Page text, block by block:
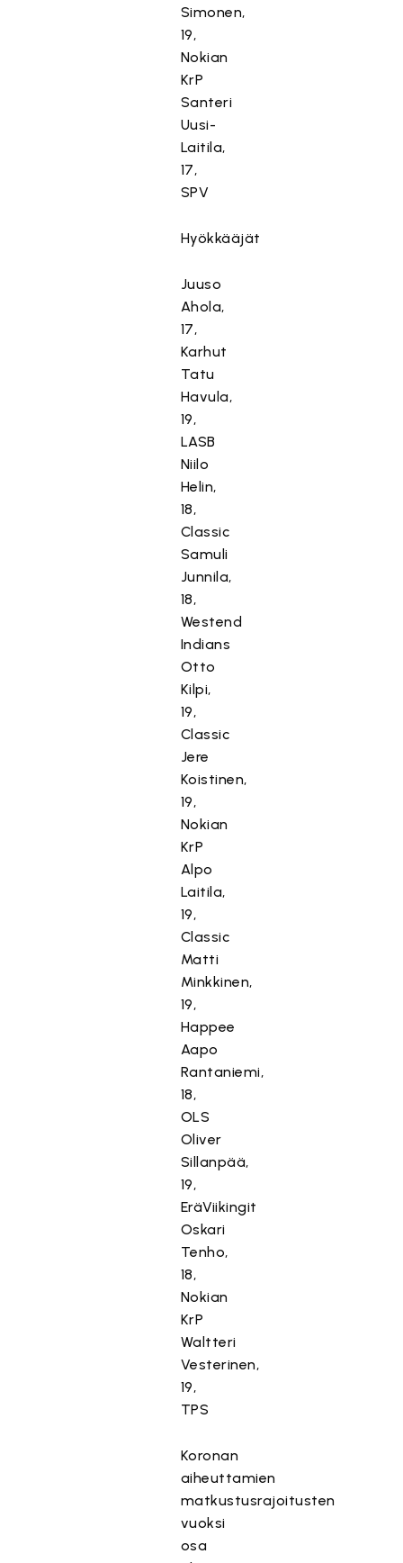
Simonen,
19,
Nokian
KrP
Santeri
Uusi-
Laitila,
17,
SPV
Hyökkääjät
Juuso
Ahola,
17,
Karhut
Tatu
Havula,
19,
LASB
Niilo
Helin,
18,
Classic
Samuli
Junnila,
18,
Westend
Indians
Otto
Kilpi,
19,
Classic
Jere
Koistinen,
19,
Nokian
KrP
Alpo
Laitila,
19,
Classic
Matti
Minkkinen,
19,
Happee
Aapo
Rantaniemi,
18,
OLS
Oliver
Sillanpää,
19,
EräViikingit
Oskari
Tenho,
18,
Nokian
KrP
Waltteri
Vesterinen,
19,
TPS
Koronan
aiheuttamien
matkustusrajoitusten
vuoksi
osa